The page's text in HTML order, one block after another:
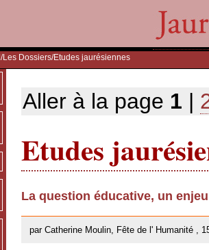
/Les Dossiers/Etudes jaurésiennes
Aller à la page 1 |
Etudes
La question éducative, un
par Catherine Moulin, Fête de l' Humanité ,